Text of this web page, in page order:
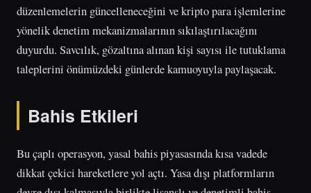
düzenlemelerin güncelleneceğini ve kripto para işlemlerine
yönelik denetim mekanizmalarının sıkılaştırılacağını
duyurdu. Savcılık, gözaltına alınan kişi sayısı ile tutuklama
taleplerini önümüzdeki günlerde kamuoyuyla paylaşacak.
Bahis Etkileri
Bu çaplı operasyon, yasal bahis piyasasında kısa vadede
dikkat çekici hareketlere yol açtı. Yasa dışı platformların